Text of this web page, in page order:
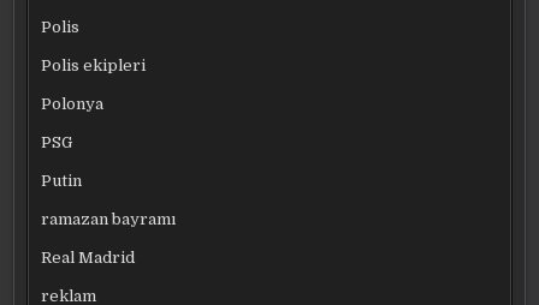
Polis
Polis ekipleri
Polonya
PSG
Putin
ramazan bayramı
Real Madrid
reklam